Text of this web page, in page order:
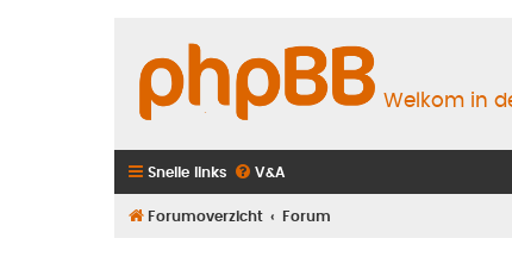
Welkom in
Snelle links V&A
Forumoverzicht Forum